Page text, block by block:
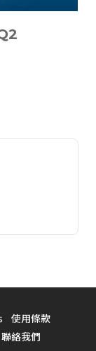
使用條款
聯絡我們